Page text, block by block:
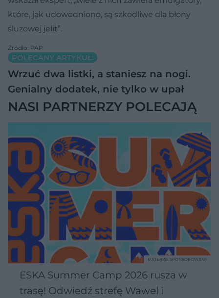
które, jak udowodniono, są szkodliwe dla błony
śluzowej jelit”.
Źródło: PAP
POLECANY ARTYKUŁ:
Wrzuć dwa listki, a staniesz na nogi.
Genialny dodatek, nie tylko w upał
NASI PARTNERZY POLECAJĄ
ESKA Summer Camp 2026 rusza w
trasę! Odwiedź strefę Wawel i
MATERIAŁ SPONSOROWANY